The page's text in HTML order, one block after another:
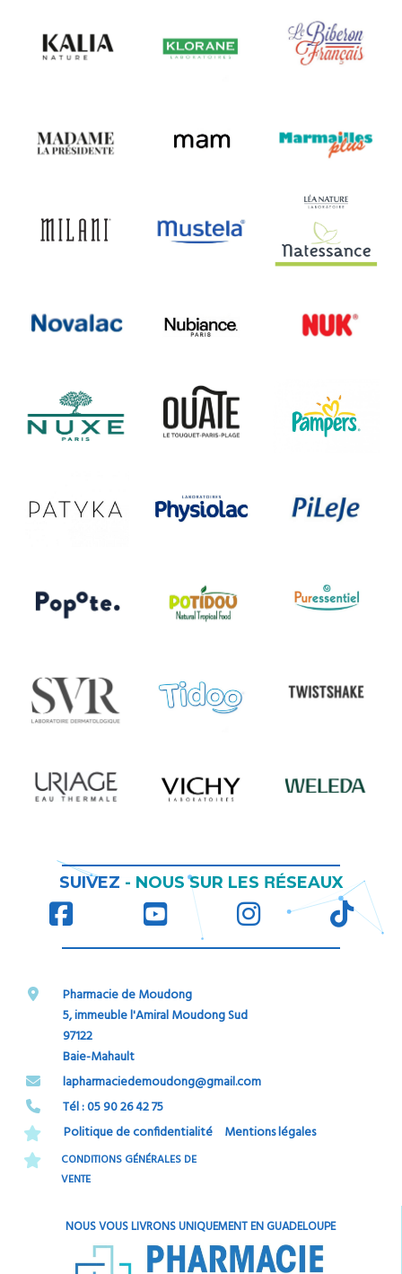
SUIVEZ - NOUS SUR LES RÉSEAUX
Pharmacie de Moudong
5, immeuble l'Amiral Moudong Sud
97122
Baie-Mahault
​​​​​​​lapharmaciedemoudong@gmail.com
Tél : 05 90 26 42 75​​​​​​​
Politique de confidentialité
Mentions légales
CONDITIONS GÉNÉRALES DE
VENTE
NOUS VOUS LIVRONS UNIQUEMENT EN GUADELOUPE